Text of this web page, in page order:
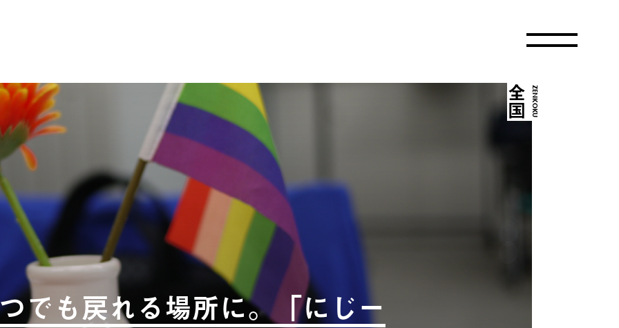
でも戻れる場所に。「にじー
ZENKOKU
全国